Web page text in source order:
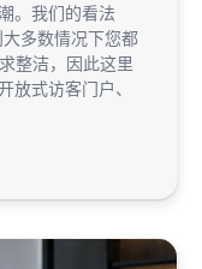
。我们的看法
多数情况下您都
整洁，因此这里
放式访客门户、